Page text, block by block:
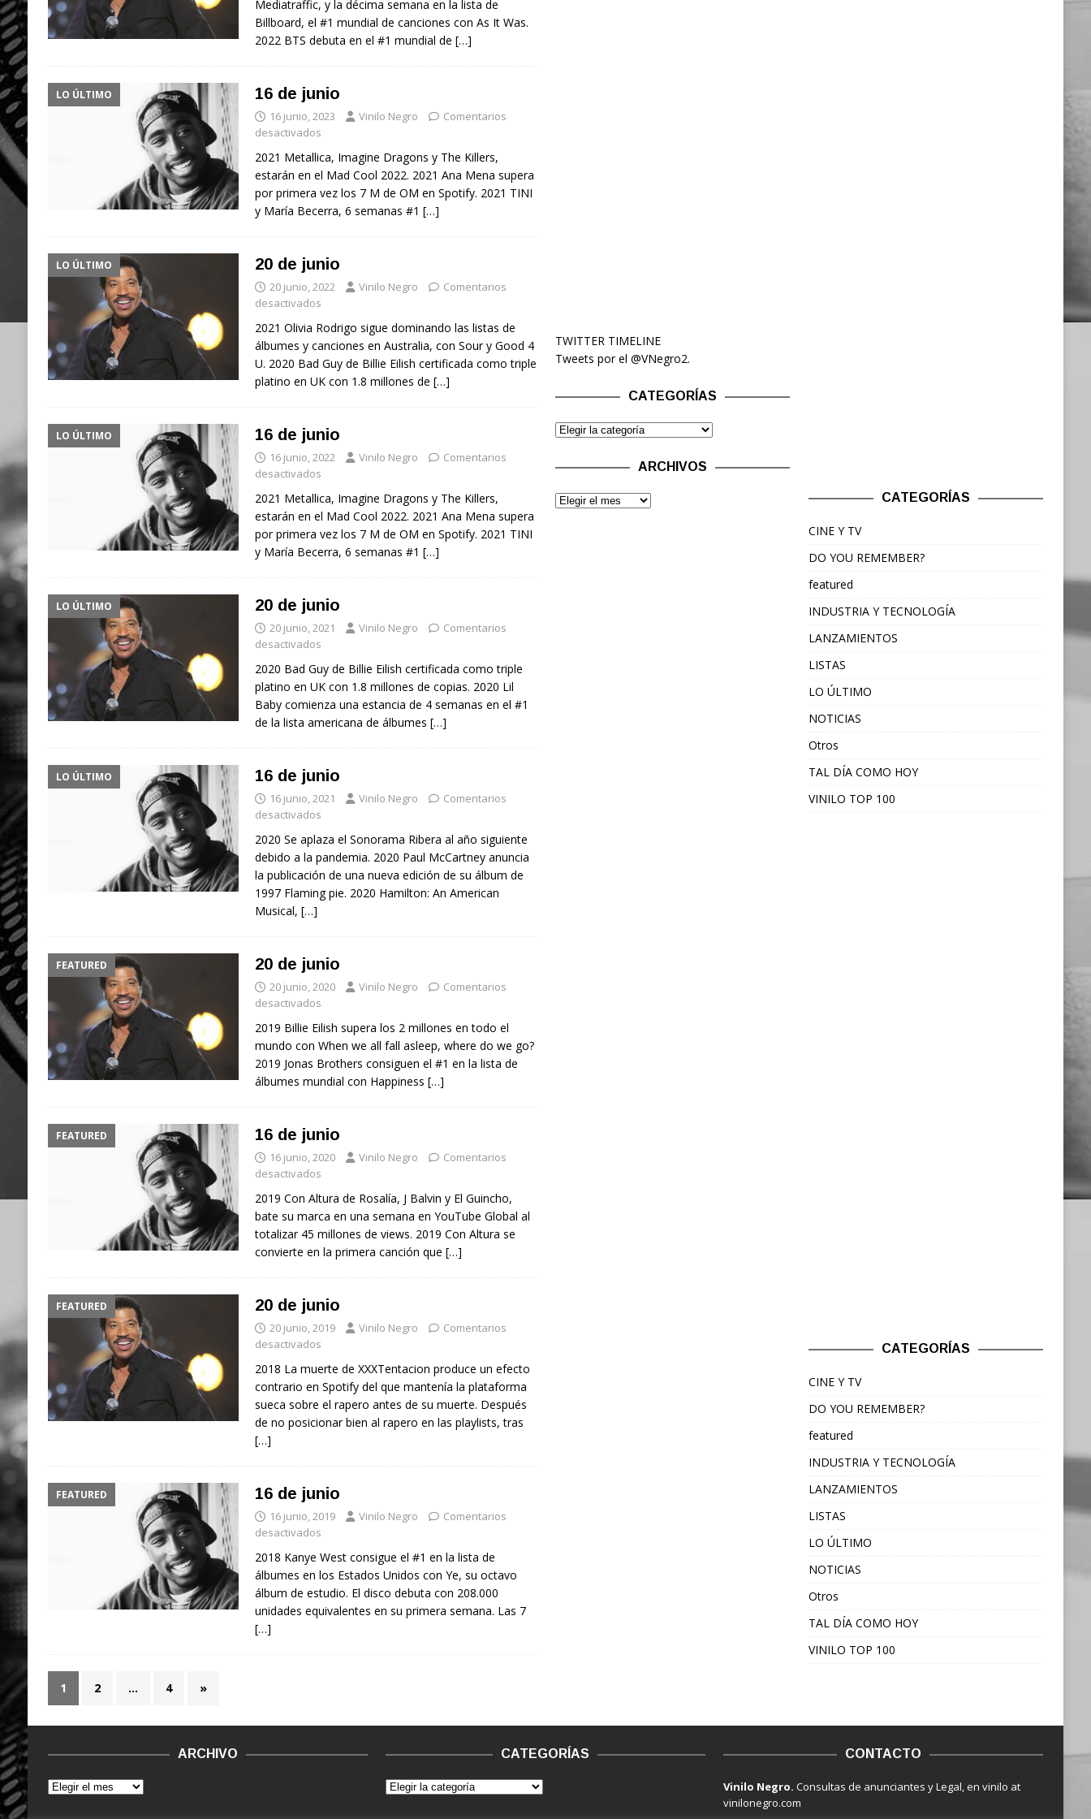
Mediatraffic, y la décima semana en la lista de
Billboard, el #1 mundial de canciones con As It Was.
2022 BTS debuta en el #1 mundial de […]
LO ÚLTIMO 16 de junio
16 junio, 2023 Vinilo Negro
Comentarios
desactivados
2021 Metallica, Imagine Dragons y The Killers,
estarán en el Mad Cool 2022. 2021 Ana Mena supera
por primera vez los 7 M de OM en Spotify. 2021 TINI
y María Becerra, 6 semanas #1 […]
LO ÚLTIMO 20 de junio
20 junio, 2022 Vinilo Negro
Comentarios
desactivados
2021 Olivia Rodrigo sigue dominando las listas de
álbumes y canciones en Australia, con Sour y Good 4
U. 2020 Bad Guy de Billie Eilish certificada como triple
platino en UK con 1.8 millones de […]
LO ÚLTIMO 16 de junio
16 junio, 2022 Vinilo Negro
Comentarios
desactivados
2021 Metallica, Imagine Dragons y The Killers,
estarán en el Mad Cool 2022. 2021 Ana Mena supera
por primera vez los 7 M de OM en Spotify. 2021 TINI
y María Becerra, 6 semanas #1 […]
LO ÚLTIMO 20 de junio
20 junio, 2021 Vinilo Negro
Comentarios
desactivados
2020 Bad Guy de Billie Eilish certificada como triple
platino en UK con 1.8 millones de copias. 2020 Lil
Baby comienza una estancia de 4 semanas en el #1
de la lista americana de álbumes […]
LO ÚLTIMO 16 de junio
16 junio, 2021 Vinilo Negro
Comentarios
desactivados
2020 Se aplaza el Sonorama Ribera al año siguiente
debido a la pandemia. 2020 Paul McCartney anuncia
la publicación de una nueva edición de su álbum de
1997 Flaming pie. 2020 Hamilton: An American
Musical, […]
FEATURED 20 de junio
20 junio, 2020 Vinilo Negro
Comentarios
desactivados
2019 Billie Eilish supera los 2 millones en todo el
mundo con When we all fall asleep, where do we go?
2019 Jonas Brothers consiguen el #1 en la lista de
álbumes mundial con Happiness […]
FEATURED 16 de junio
16 junio, 2020 Vinilo Negro
Comentarios
desactivados
2019 Con Altura de Rosalía, J Balvin y El Guincho,
bate su marca en una semana en YouTube Global al
totalizar 45 millones de views. 2019 Con Altura se
convierte en la primera canción que […]
FEATURED 20 de junio
20 junio, 2019 Vinilo Negro
Comentarios
desactivados
2018 La muerte de XXXTentacion produce un efecto
contrario en Spotify del que mantenía la plataforma
sueca sobre el rapero antes de su muerte. Después
de no posicionar bien al rapero en las playlists, tras
[…]
FEATURED 16 de junio
16 junio, 2019 Vinilo Negro
Comentarios
desactivados
2018 Kanye West consigue el #1 en la lista de
álbumes en los Estados Unidos con Ye, su octavo
álbum de estudio. El disco debuta con 208.000
unidades equivalentes en su primera semana. Las 7
[…]
1 2 … 4 »
TWITTER TIMELINE
Tweets por el @VNegro2.
CATEGORÍAS
ARCHIVOS
CATEGORÍAS
CINE Y TV
DO YOU REMEMBER?
featured
INDUSTRIA Y TECNOLOGÍA
LANZAMIENTOS
LISTAS
LO ÚLTIMO
NOTICIAS
Otros
TAL DÍA COMO HOY
VINILO TOP 100
CATEGORÍAS
CINE Y TV
DO YOU REMEMBER?
featured
INDUSTRIA Y TECNOLOGÍA
LANZAMIENTOS
LISTAS
LO ÚLTIMO
NOTICIAS
Otros
TAL DÍA COMO HOY
VINILO TOP 100
ARCHIVO CATEGORÍAS CONTACTO
Vinilo Negro.Consultas de anunciantes y Legal, en vinilo at
vinilonegro.com